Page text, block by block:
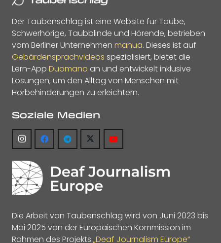
Der Taubenschlag ist eine Website für Taube,
Schwerhörige, Taubblinde und Hörende, betrieben
vom Berliner Unternehmen manua. Dieses ist auf
Gebärdensprachvideos spezialisiert, bietet die
Lern-App Duomano an und entwickelt inklusive
Lösungen, um den Alltag von Menschen mit
Hörbehinderungen zu erleichtern.
Soziale Medien
Die Arbeit von Taubenschlag wird von Juni 2023 bis
Mai 2025 von der Europäischen Kommission im
Rahmen des Projekts „Deaf Journalism Europe“